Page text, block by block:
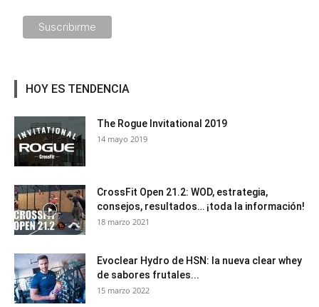
HOY ES TENDENCIA
The Rogue Invitational 2019
14 mayo 2019
CrossFit Open 21.2: WOD, estrategia,
consejos, resultados… ¡toda la información!
18 marzo 2021
Evoclear Hydro de HSN: la nueva clear whey
de sabores frutales...
15 marzo 2022